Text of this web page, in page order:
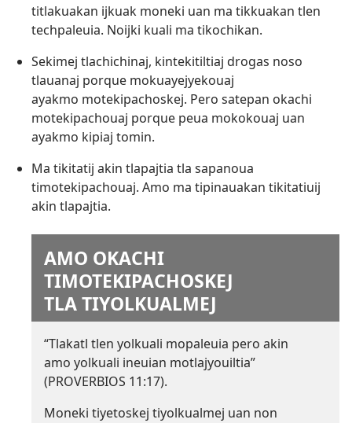
titlakuakan ijkuak moneki uan ma tikkuakan tlen
techpaleuia. Noijki kuali ma tikochikan.
Sekimej tlachichinaj, kintekitiltiaj drogas noso
tlauanaj porque mokuayejyekouaj
ayakmo motekipachoskej. Pero satepan okachi
motekipachouaj porque peua mokokouaj uan
ayakmo kipiaj tomin.
Ma tikitatij akin tlapajtia tla sapanoua
timotekipachouaj. Amo ma tipinauakan tikitatiuij
akin tlapajtia.
AMO OKACHI
TIMOTEKIPACHOSKEJ
TLA TIYOLKUALMEJ
“Tlakatl tlen yolkuali mopaleuia pero akin
amo yolkuali ineuian motlajyouiltia”
(PROVERBIOS 11:17).
Moneki tiyetoskej tiyolkualmej uan non